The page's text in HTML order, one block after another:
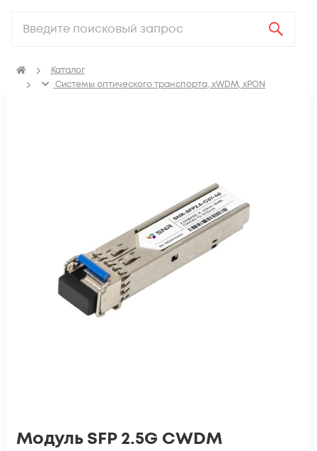
Каталог
Системы оптического транспорта, xWDM, xPON
Модуль SFP 2.5G CWDM